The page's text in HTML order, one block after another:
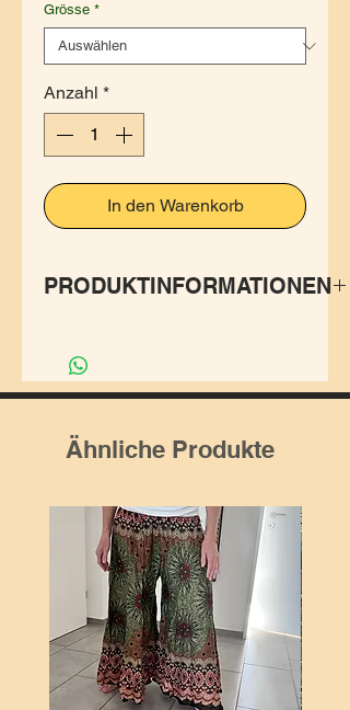
Grösse *
Anzahl *
In den Warenkorb
PRODUKTINFORMATIONEN
hautenge Leggings macht
Yoga, Tanz, Bewegung, Tai
Ferien und den Alltag
95%Rayon, 5%Spandex.
Rayon ist atmungsaktiv und
dafurch ein beliebter Stoff für
Fitness. Spandex gibt die
optimale Elastizität.
Da jede Leggings liebevoll
von Hand verarbeitet und
Ähnliche Produkte